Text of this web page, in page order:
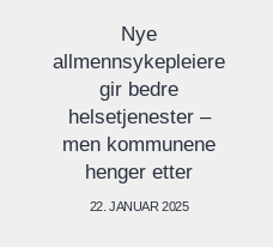
Nye
allmennsykepleiere
gir bedre
helsetjenester –
men kommunene
henger etter
22. JANUAR 2025